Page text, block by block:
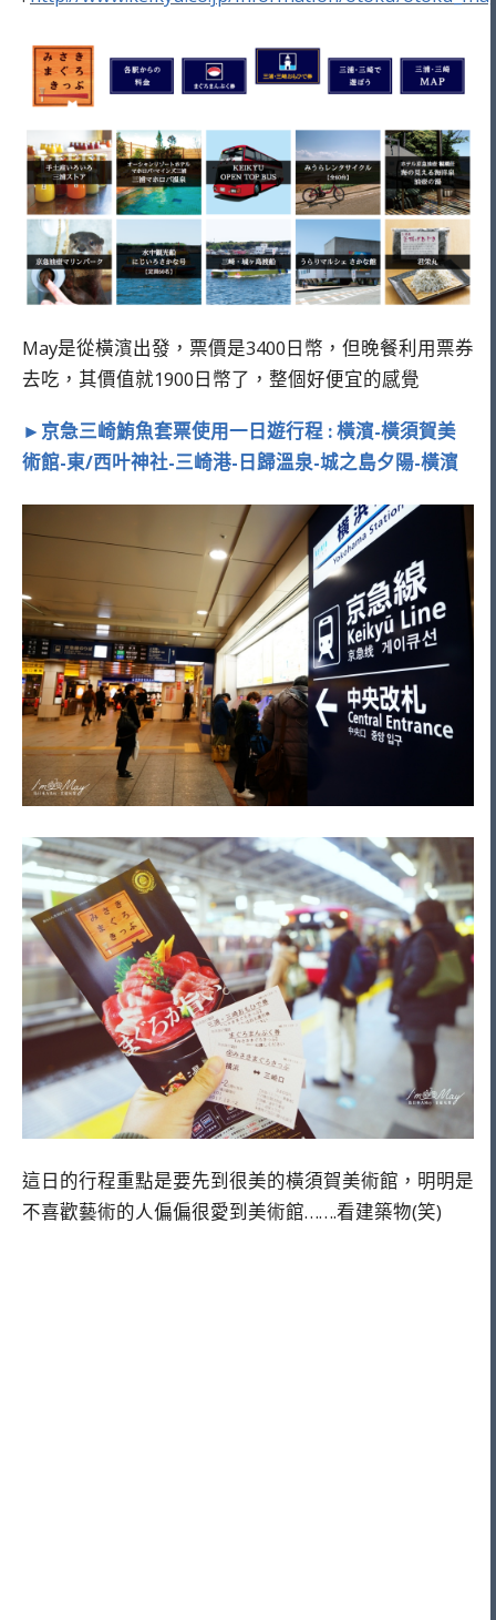
May是從橫濱出發，票價是3400日幣，但晚餐利用票券
去吃，其價值就1900日幣了，整個好便宜的感覺
►京急三崎鮪魚套票使用一日遊行程 : 橫濱-橫須賀美
術館-東/西叶神社-三崎港-日歸溫泉-城之島夕陽-橫濱
這日的行程重點是要先到很美的橫須賀美術館，明明是
不喜歡藝術的人偏偏很愛到美術館…….看建築物(笑)